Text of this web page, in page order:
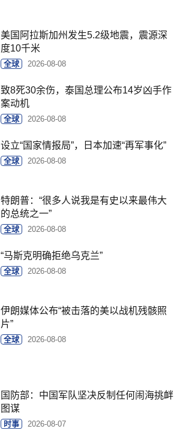
美国阿拉斯加州发生5.2级地震，震源深
度10千米
全球 2026-08-08
致8死30余伤，泰国总理公布14岁凶手作
案动机
全球 2026-08-08
设立“国家情报局”，日本加速“再军事化”
全球 2026-08-08
特朗普：“很多人说我是有史以来最伟大
的总统之一”
全球 2026-08-08
“马斯克明确拒绝乌克兰”
全球 2026-08-08
伊朗媒体公布“被击落的美以战机残骸照
片”
全球 2026-08-08
国防部：中国军队坚决反制任何闹海挑衅
图谋
时事 2026-08-07